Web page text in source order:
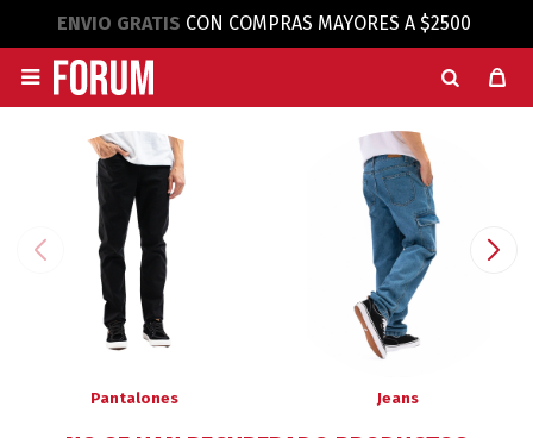
ENVIO GRATIS CON COMPRAS MAYORES A $2500

Pantalones Jeans